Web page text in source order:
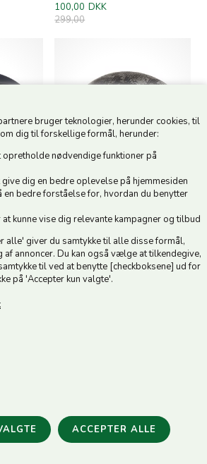
bruger teknologier, herunder cookies, til
dig til forskellige formål, herunder:
nødvendige funktioner på
dig en bedre oplevelse på hjemmesiden
en bedre forståelse for, hvordan du benytter
kunne vise dig relevante kampagner og tilbud
alle' giver du samtykke til alle disse formål,
annoncer. Du kan også vælge at tilkendegive,
til ved at benytte [checkboksene] ud for
på 'Accepter kun valgte'.
100,00 DKK
299,00
Matt
OneK Conv. Top Snake - imi.
100,00 DKK
549,00